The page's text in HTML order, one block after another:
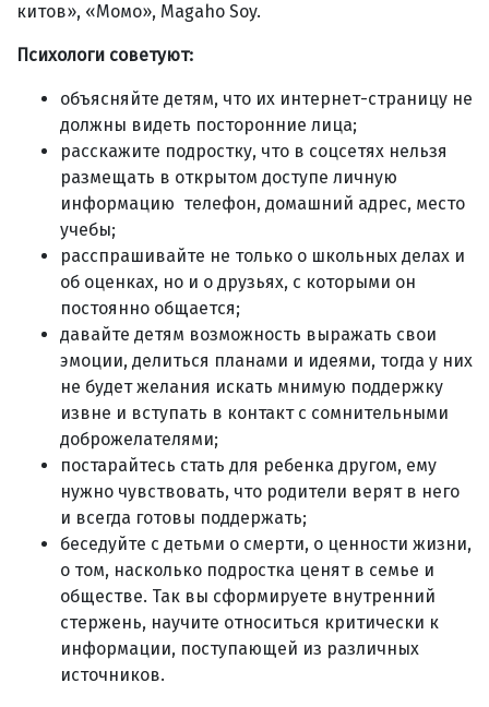
китов», «Момо», Magaho Soy.
Психологи советуют:
объясняйте детям, что их интернет-страницу не
должны видеть посторонние лица;
расскажите подростку, что в соцсетях нельзя
размещать в открытом доступе личную
информацию телефон, домашний адрес, место
учебы;
расспрашивайте не только о школьных делах и
об оценках, но и о друзьях, с которыми он
постоянно общается;
давайте детям возможность выражать свои
эмоции, делиться планами и идеями, тогда у них
не будет желания искать мнимую поддержку
извне и вступать в контакт с сомнительными
доброжелателями;
постарайтесь стать для ребенка другом, ему
нужно чувствовать, что родители верят в него
и всегда готовы поддержать;
беседуйте с детьми о смерти, о ценности жизни,
о том, насколько подростка ценят в семье и
обществе. Так вы сформируете внутренний
стержень, научите относиться критически к
информации, поступающей из различных
источников.